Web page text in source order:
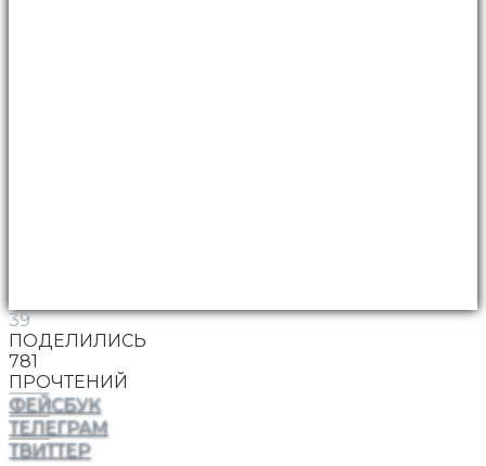
39
ПОДЕЛИЛИСЬ
781
ПРОЧТЕНИЙ
ФЕЙСБУК
ТЕЛЕГРАМ
ТВИТТЕР